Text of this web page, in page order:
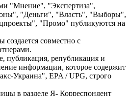
"Мнение", "Экспертиза",
"Деньги", "Власть", "Выборы",
"Промо" публикуются на
создается совместно с
публикация, републикация и
информации, которое содержит
Украина", EPA / UPG, строго
в разделе Я- Корреспондент